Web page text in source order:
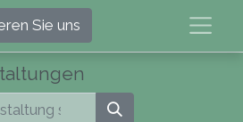
Sie uns